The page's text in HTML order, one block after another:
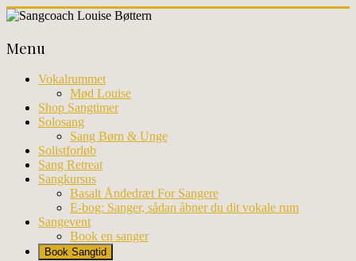
Skip
content
Louise
Bøttern
Professionel
sangundervisning
workhops
København
Menu
Vokalrummet
Mød Louise
Shop Sangtimer
Solosang
Sang Børn & Unge
Solistforløb
Sang Retreat
Sangkursus
Basalt Åndedræt For Sangere
E-bog: Sanger, sådan åbner du dit vokale rum
Sangevent
Book en sanger
Book Sangtid